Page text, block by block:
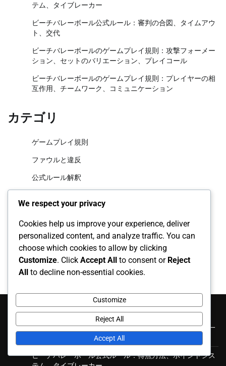
テム、タイブレーカー
ビーチバレーボール公式ルール：審判の合図、タイムアウ
ト、交代
ビーチバレーボールのゲームプレイ規則：攻撃フォーメー
ション、セットのバリエーション、プレイコール
ビーチバレーボールのゲームプレイ規則：プレイヤーの相
互作用、チームワーク、コミュニケーション
カテゴリ
ゲームプレイ規則
ファウルと違反
公式ルール解釈
アーカイブ
February 2026
January 2026
最近の投稿
ビーチバレーボールのファウルと違反：ルールの施行、一
貫性、審判のトレーニング
ビーチバレーボール公式ルール：得点方法、ポイントシス
We respect your privacy
Cookies help us improve your experience, deliver
personalized content, and analyze traffic. You can
choose which cookies to allow by clicking
Customize. Click Accept All to consent or Reject
All to decline non-essential cookies.
Customize
Reject All
Accept All